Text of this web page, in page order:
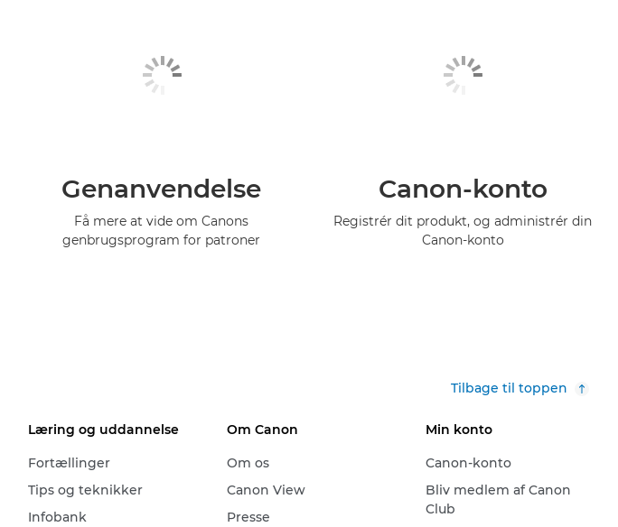
Genanvendelse
Få mere at vide om Canons
genbrugsprogram for patroner
Canon-konto
Registrér dit produkt, og administrér din
Canon-konto
Tilbage til toppen
Læring og uddannelse
Fortællinger
Tips og teknikker
Infobank
Om Canon
Om os
Canon View
Presse
Min konto
Canon-konto
Bliv medlem af Canon
Club